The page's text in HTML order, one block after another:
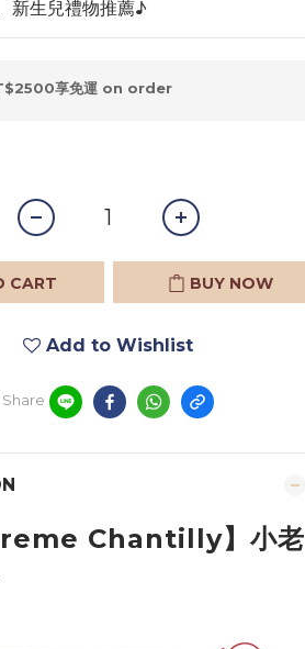
、新生兒禮物推薦♪
享免運 on order
CART BUY NOW
Add to Wishlist
Share
Chantilly】 小老